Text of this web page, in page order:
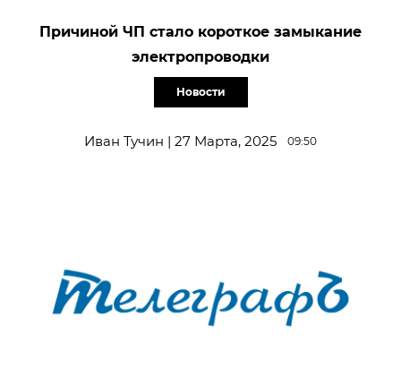
Причиной ЧП стало короткое замыкание
электропроводки
Новости
Иван Тучин | 27 Марта, 2025 09:50